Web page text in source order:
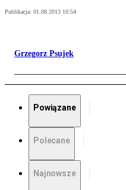
Publikacja: 01.08.2013 10:54
Grzegorz Psujek
Powiązane
Polecane
Najnowsze